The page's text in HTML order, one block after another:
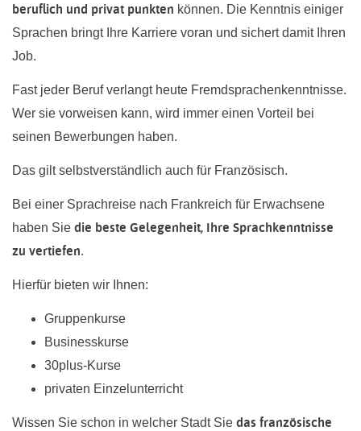
beruflich und privat punkten können. Die Kenntnis einiger
Sprachen bringt Ihre Karriere voran und sichert damit Ihren
Job.
Fast jeder Beruf verlangt heute Fremdsprachenkenntnisse.
Wer sie vorweisen kann, wird immer einen Vorteil bei
seinen Bewerbungen haben.
Das gilt selbstverständlich auch für Französisch.
Bei einer Sprachreise nach Frankreich für Erwachsene
haben Sie die beste Gelegenheit, Ihre Sprachkenntnisse
zu vertiefen.
Hierfür bieten wir Ihnen:
Gruppenkurse
Businesskurse
30plus-Kurse
privaten Einzelunterricht
Wissen Sie schon in welcher Stadt Sie das französische